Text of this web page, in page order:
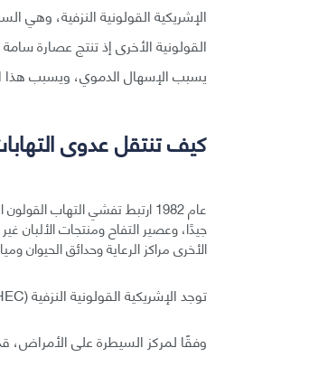
الإشريكية القولونية النزفية، وهي
يسبب الإسهال الدموي، ويسبب هذا
كيف تنتقل عدوى
عام 1982 ارتبط تفشي التهاب
جيدًا، وعصير التفاح ومنتجات
الأخرى مراكز الرعاية وحدائق الحيوان
توجد الإشريكية القولونية النزفية (EHEC) في أمعاء الماشية والماعز والغزلان والأغنام السليمة.
وفقًا لمركز السيطرة على الأمراض، قد